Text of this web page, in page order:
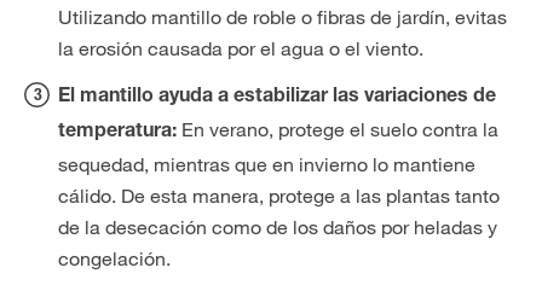
Utilizando mantillo de roble o fibras de jardín, evitas
la erosión causada por el agua o el viento.
El mantillo ayuda a estabilizar las variaciones de
temperatura: En verano, protege el suelo contra la
sequedad, mientras que en invierno lo mantiene
cálido. De esta manera, protege a las plantas tanto
de la desecación como de los daños por heladas y
congelación.